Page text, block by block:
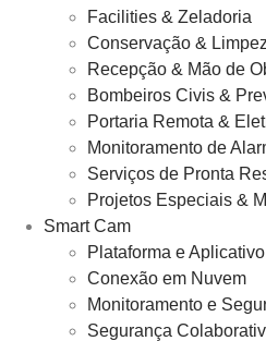
Facilities & Zeladoria
Conservação &
Recepção & Mão de
Bombeiros Civis &
Portaria Remota &
Monitoramento de
Serviços de Pronta
Projetos Especiais &
Smart Cam
Plataforma e Aplicativo​
Conexão em Nuvem​
Monitoramento e
Segurança